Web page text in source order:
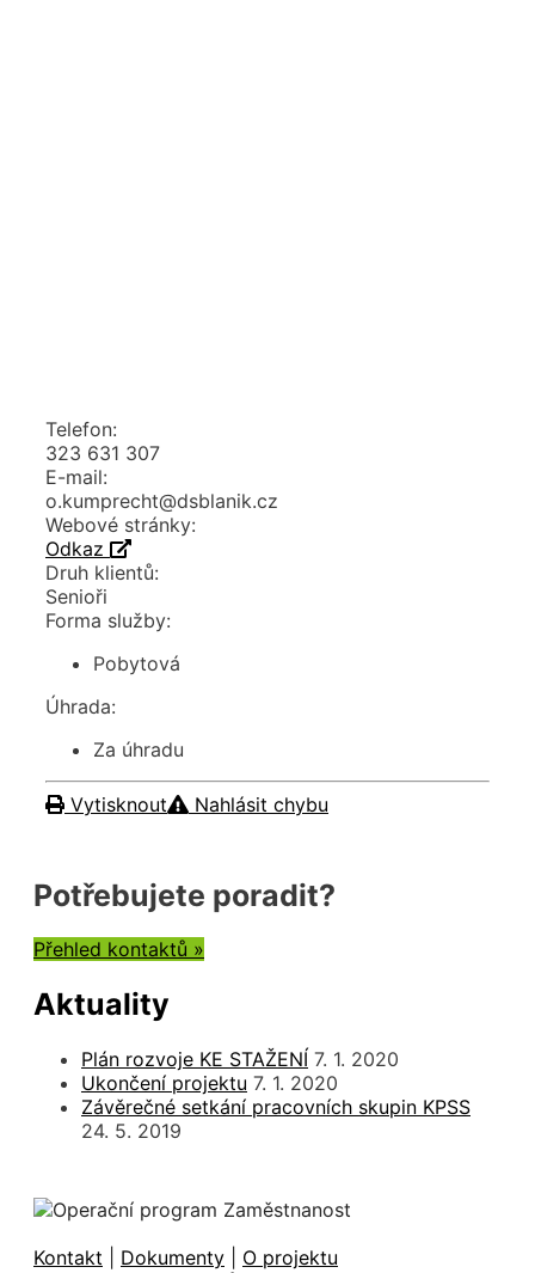
Telefon:
323 631 307
E-mail:
o.kumprecht@dsblanik.cz
Webové stránky:
Odkaz
Druh klientů:
Senioři
Forma služby:
Pobytová
Úhrada:
Za úhradu
Vytisknout Nahlásit chybu
Potřebujete poradit?
Přehled kontaktů »
Aktuality
Plán rozvoje KE STAŽENÍ 7. 1. 2020
Ukončení projektu 7. 1. 2020
Závěrečné setkání pracovních skupin KPSS
24. 5. 2019
Kontakt Dokumenty
O projektu